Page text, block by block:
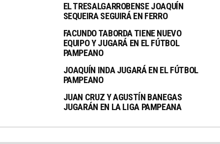
EL TRESALGARROBENSE JOAQUÍN
SEQUEIRA SEGUIRÁ EN FERRO
FACUNDO TABORDA TIENE NUEVO
EQUIPO Y JUGARÁ EN EL FÚTBOL
PAMPEANO
JOAQUÍN INDA JUGARÁ EN EL FÚTBOL
PAMPEANO
JUAN CRUZ Y AGUSTÍN BANEGAS
JUGARÁN EN LA LIGA PAMPEANA